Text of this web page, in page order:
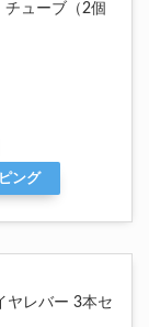
ューブ（2個
ング
ヤレバー 3本セ